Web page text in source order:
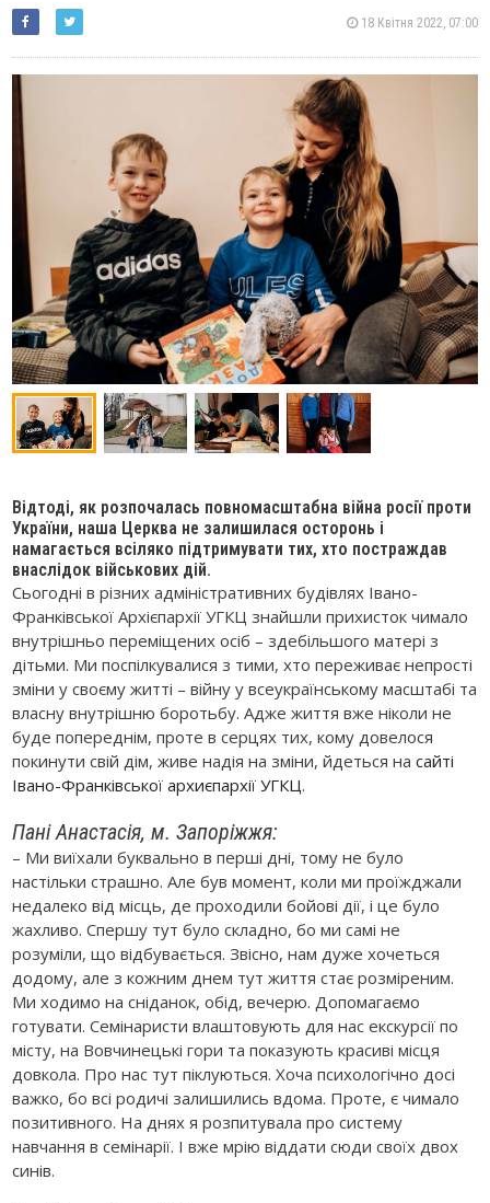
18 Квітня 2022, 07:00
Відтоді, як розпочалась повномасштабна війна росії проти
України, наша Церква не залишилася осторонь і
намагається всіляко підтримувати тих, хто постраждав
внаслідок військових дій.
Сьогодні в різних адміністративних будівлях Івано-
Франківської Архієпархії УГКЦ знайшли прихисток чимало
внутрішньо переміщених осіб – здебільшого матері з
дітьми. Ми поспілкувалися з тими, хто переживає непрості
зміни у своєму житті – війну у всеукраїнському масштабі та
власну внутрішню боротьбу. Адже життя вже ніколи не
буде попереднім, проте в серцях тих, кому довелося
покинути свій дім, живе надія на зміни, йдеться насайті
Івано-Франківської архиєпархії УГКЦ.
Пані Анастасія, м. Запоріжжя:
– Ми виїхали буквально в перші дні, тому не було
настільки страшно. Але був момент, коли ми проїжджали
недалеко від місць, де проходили бойові дії, і це було
жахливо. Спершу тут було складно, бо ми самі не
розуміли, що відбувається. Звісно, нам дуже хочеться
додому, але з кожним днем тут життя стає розміреним.
Ми ходимо на сніданок, обід, вечерю. Допомагаємо
готувати. Семінаристи влаштовують для нас екскурсії по
місту, на Вовчинецькі гори та показують красиві місця
довкола. Про нас тут піклуються. Хоча психологічно досі
важко, бо всі родичі залишились вдома. Проте, є чимало
позитивного. На днях я розпитувала про систему
навчання в семінарії. І вже мрію віддати сюди своїх двох
синів.